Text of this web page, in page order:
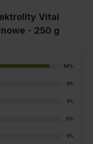
Vital
- 250 g
84%
6%
3%
0%
6%